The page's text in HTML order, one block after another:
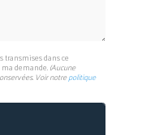
transmises dans ce
demande.(Aucune
Voir notrepolitique